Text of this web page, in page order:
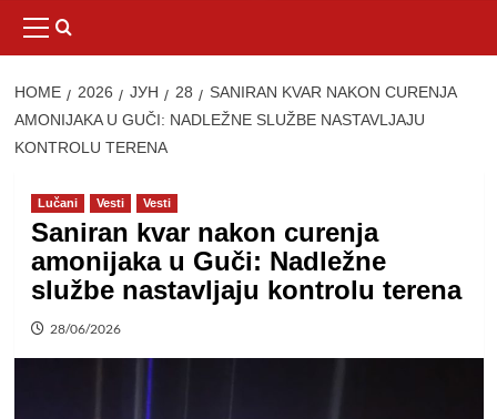
Menu
HOME 2026 ЈУН 28
SANIRAN KVAR NAKON CURENJA
AMONIJAKA U GUČI: NADLEŽNE SLUŽBE NASTAVLJAJU
KONTROLU TERENA
Lučani Vesti Vesti
Saniran kvar nakon curenja
amonijaka u Guči: Nadležne
službe nastavljaju kontrolu terena
28/06/2026